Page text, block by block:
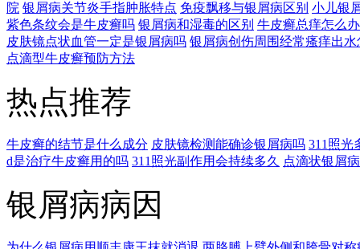
院 银屑病关节炎手指肿胀特点 免疫飘移与银屑病区别 小儿银
紫色条纹会是牛皮癣吗 银屑病和湿毒的区别 牛皮癣总痒怎么办
皮肤镜点状血管一定是银屑病吗 银屑病创伤周围经常瘙痒出水
点滴型牛皮癣预防方法
热点推荐
牛皮癣的结节是什么成分 皮肤镜检测能确诊银屑病吗 311照光
d是治疗牛皮癣用的吗 311照光副作用会持续多久 点滴状银屑
银屑病病因